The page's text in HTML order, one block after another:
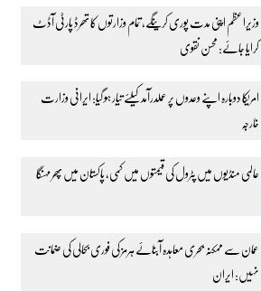
وزیراعظم اپنی مدت پوری کرینگے، تمام وزارتوں کا تھرڈ پارٹی آڈٹ
کرایا جائے: محسن نقوی
امریکا دوبارہ اپنے وعدوں پر عملدرآمد کیلئے تیار ہو گیا: ایرانی وزارت
خارجہ
عالمی منڈیوں میں پٹرول کی قیمتوں میں کمی، پاکستان میں پھر مہنگا
عمان سے ممکنہ بحری معاہدہ آبنائے ہرمز کی فوری بحالی کی ضمانت
نہیں: ایران